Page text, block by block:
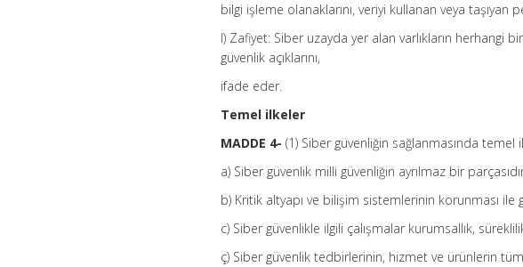
bilgi işleme olanaklarını, veriyi kullanan veya taşıyan
l) Zafiyet: Siber uzayda yer alan varlıkların herhangi
güvenlik açıklarını,
ifade eder.
Temel ilkeler
MADDE 4-(1) Siber güvenliğin sağlanmasında temel
a) Siber güvenlik milli güvenliğin ayrılmaz bir
b) Kritik altyapı ve bilişim sistemlerinin korunması
c) Siber güvenlikle ilgili çalışmalar kurumsallık,
ç) Siber güvenlik tedbirlerinin, hizmet ve ürünlerin